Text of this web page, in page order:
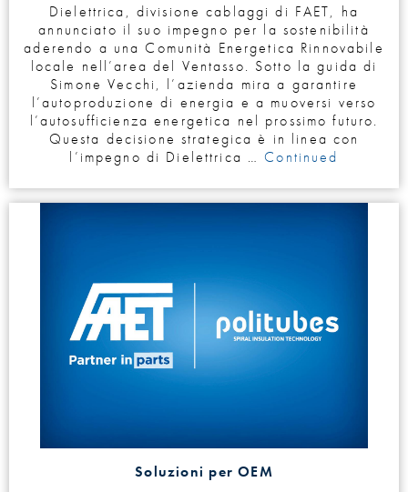
Dielettrica, divisione cablaggi di FAET, ha
annunciato il suo impegno per la sostenibilità
aderendo a una Comunità Energetica Rinnovabile
locale nell’area del Ventasso. Sotto la guida di
Simone Vecchi, l’azienda mira a garantire
l’autoproduzione di energia e a muoversi verso
l’autosufficienza energetica nel prossimo futuro.
Questa decisione strategica è in linea con
l’impegno di Dielettrica …Continued
Soluzioni per OEM